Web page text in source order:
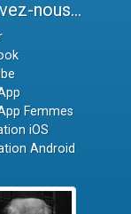
nous...
Femmes
iOS
Android